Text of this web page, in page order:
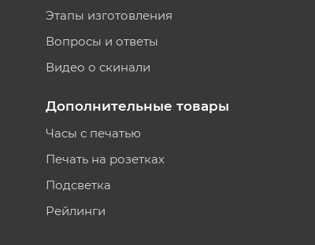
Этапы изготовления
Вопросы и ответы
Видео о скинали
Дополнительные товары
Часы с печатью
Печать на розетках
Подсветка
Рейлинги